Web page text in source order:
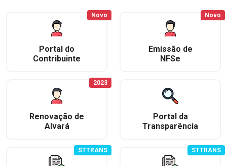
Portal do
Contribuinte
Novo
Emissão de
NFSe
Novo
Renovação de
Alvará
2023
Portal da
Transparência
STTRANS STTRANS